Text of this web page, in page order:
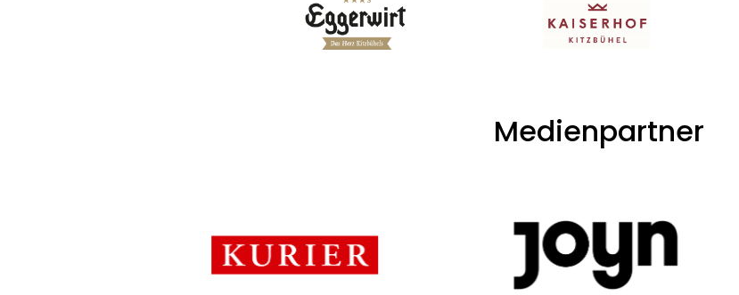
Medienpartner